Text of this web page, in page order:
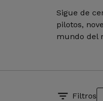
Sigue de
pilotos,
mundo del
Filtros